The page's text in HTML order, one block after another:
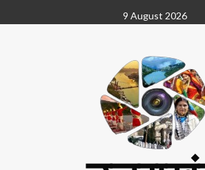
to
9 August 2026